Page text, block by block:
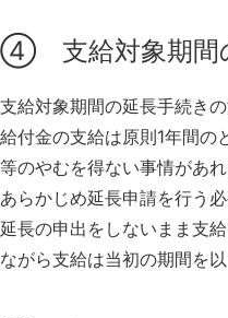
④ 支給対象期間
支給対象期間の延長手続き
給付金の支給は原則1年間の
等のやむを得ない事情があ
あらかじめ延長申請を行う
延長の申出をしないまま支
ながら支給は当初の期間を